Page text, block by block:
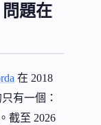
題在
在 2018
有一個：
截至 2026